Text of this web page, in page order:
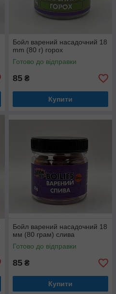
Бойл варений насадочний 18
mm (80 г) горох
Готово до відправки
85 ₴
Купити
Бойл варений насадочний 18
мм (80 грам) слива
Готово до відправки
85 ₴
Купити